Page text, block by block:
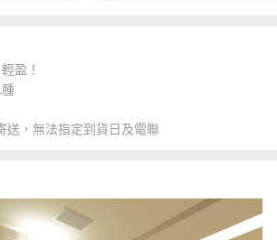
盈！
，無法指定到貨日及電聯